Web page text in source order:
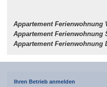
Appartement Ferienwohnung
Appartement Ferienwohnung
Appartement Ferienwohnung
Ihren Betrieb anmelden